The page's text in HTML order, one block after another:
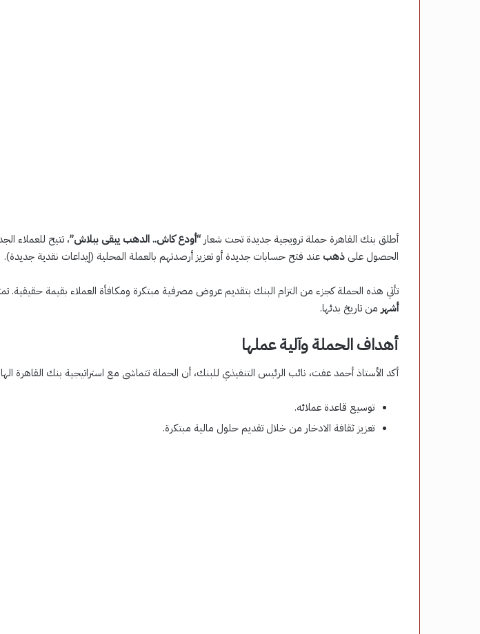
أطلق بنك القاهرة حملة ترويجية جديدة تحت شعار“أودع كاش.. الدهب يبقى ببلاش”، تتيح للعملاء
الحصول على ذهب عند فتح حسابات جديدة أو تعزيز أرصدتهم بالعملة المحلية (إيداعات نقدية جديدة).
تأتي هذه الحملة كجزء من التزام البنك بتقديم عروض مصرفية مبتكرة ومكافأة العملاء بقيمة حقيقية.
أشهر من تاريخ بدئها.
أهداف الحملة وآلية عملها
أكد الأستاذ أحمد عفت، نائب الرئيس التنفيذي للبنك، أن الحملة تتماشى مع استراتيجية بنك القاهرة
توسيع قاعدة عملائه.
تعزيز ثقافة الادخار من خلال تقديم حلول مالية مبتكرة.